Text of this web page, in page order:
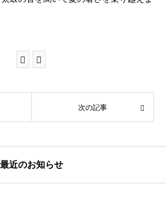
次の記事
最近のお知らせ